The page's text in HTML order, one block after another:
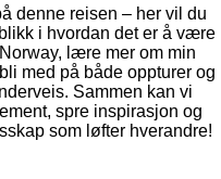
denne reisen – her vil du
i hvordan det er å være
lære mer om min
med på både oppturer og
Sammen kan vi
spre inspirasjon og
som løfter hverandre!